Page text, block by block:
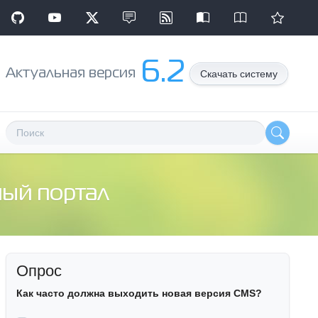
Aктуальная версия 6.2 Скачать систему
портал
Опрос
Как часто должна выходить новая версия CMS?